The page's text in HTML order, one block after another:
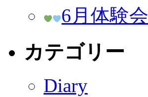
6月体験会
カテゴリー
Diary